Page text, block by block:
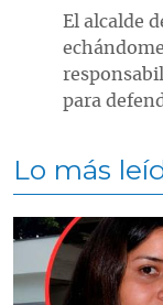
El alcalde
para
Lo más
Contenido